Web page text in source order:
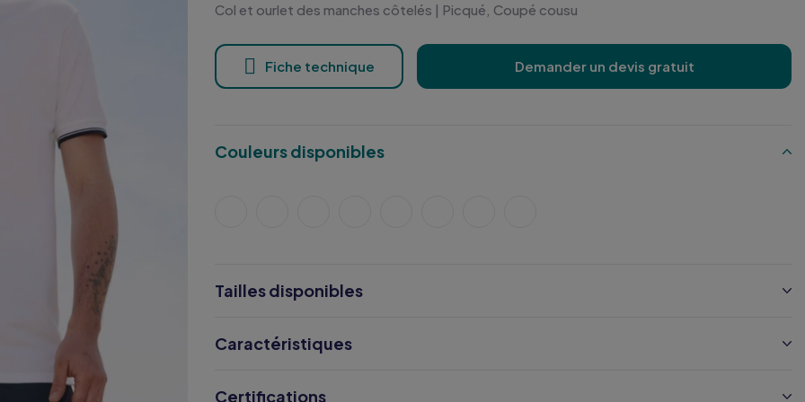
Col et ourlet des manches côtelés | Picqué, Coupé cousu
Fiche technique Demander un devis gratuit
Couleurs disponibles
Tailles disponibles
Caractéristiques
Certifications